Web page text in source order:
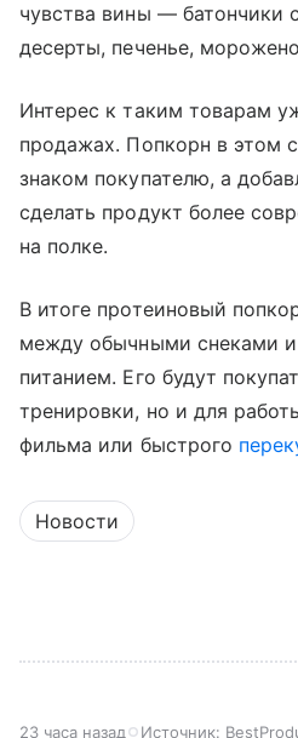
чувства вины — батончики
десерты, печенье,
Интерес к таким товарам
продажах. Попкорн в этом
знаком покупателю, а
сделать продукт более
на полке.
В итоге протеиновый
между обычными снеками
питанием. Его будут
тренировки, но и для
фильма или быстрого
Новости
23 часа назад Источник: